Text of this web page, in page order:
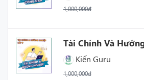
1,000,000đ
Tài Chính Và
Kiến Guru
1,000,000đ